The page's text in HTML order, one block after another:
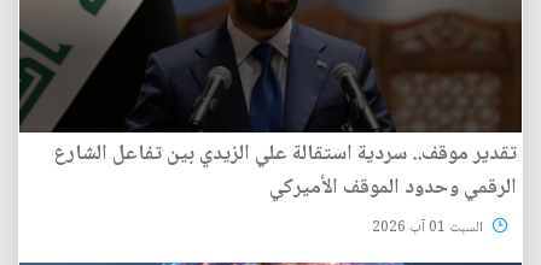
تقدير موقف.. سردية استقالة علي الزيدي بين تفاعل الشارع
الرقمي وحدود الموقف الأميركي
السبت 01 آب 2026